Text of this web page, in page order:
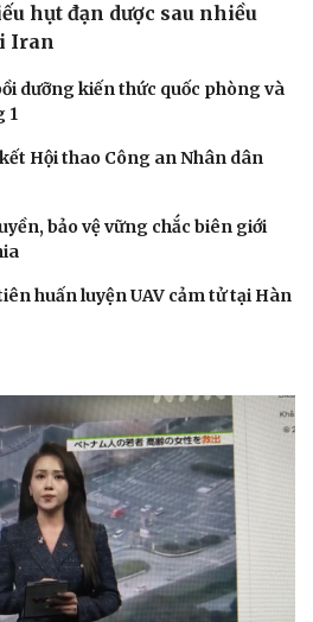
Đời sống
Nhà đẹp
Blog
Tình yêu - Gia đình
hụt đạn dược sau nhiều
Iran
dưỡng kiến thức quốc phòng và
1
Hội thao Công an Nhân dân
bảo vệ vững chắc biên giới
huấn luyện UAV cảm tử tại Hàn